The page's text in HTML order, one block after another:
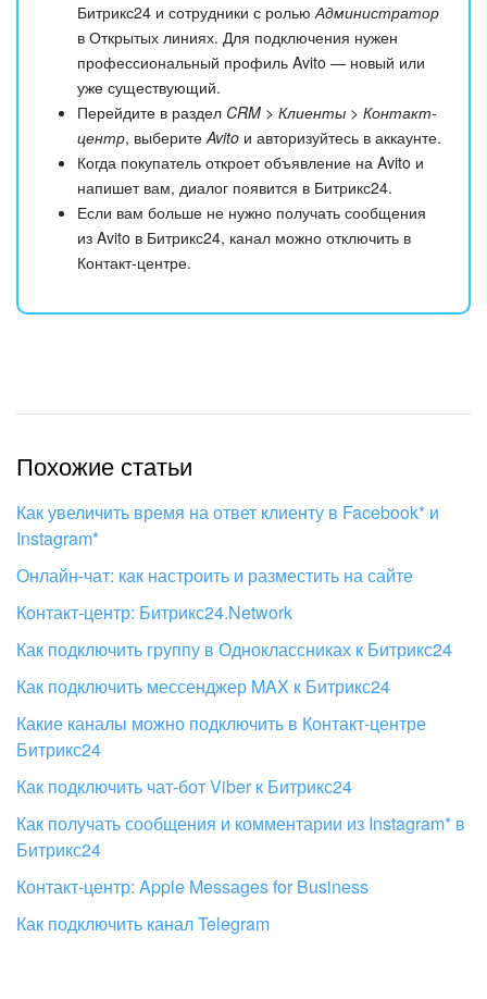
Битрикс24 и сотрудники с рольюАдминистратор
в Открытых линиях. Для подключения нужен
профессиональный профиль Avito — новый или
уже существующий.
Перейдите в раздел CRM > Клиенты > Контакт-
центр, выберитеAvito и авторизуйтесь в аккаунте.
Когда покупатель откроет объявление на Avito и
напишет вам, диалог появится в Битрикс24.
Если вам больше не нужно получать сообщения
из Avito в Битрикс24, канал можно отключить в
Контакт-центре.
Похожие статьи
Как увеличить время на ответ клиенту в Facebook* и
Instagram*
Онлайн-чат: как настроить и разместить на сайте
Контакт-центр: Битрикс24.Network
Как подключить группу в Одноклассниках к Битрикс24
Как подключить мессенджер MAX к Битрикс24
Какие каналы можно подключить в Контакт-центре
Битрикс24
Как подключить чат-бот Viber к Битрикс24
Как получать сообщения и комментарии из Instagram* в
Битрикс24
Контакт-центр: Apple Messages for Business
Как подключить канал Telegram